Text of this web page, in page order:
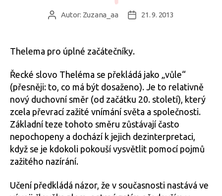
AutorAutor: Zuzana_aa
Datum
21. 9. 2013
Thelema pro úplné začátečníky.
Řecké slovo Theléma se překládá jako „vůle“
(přesněji: to, co má být dosaženo). Je to relativně
nový duchovní směr (od začátku 20. století), který
zcela převrací zažité vnímání světa a společnosti.
Základní teze tohoto směru zůstávají často
nepochopeny a dochází k jejich dezinterpretaci,
když se je kdokoli pokouší vysvětlit pomocí pojmů
zažitého nazírání.
Učení předkládá názor, že v současnosti nastává ve